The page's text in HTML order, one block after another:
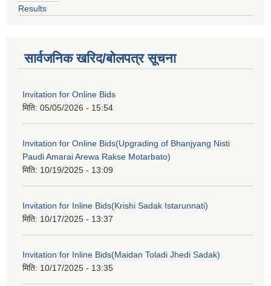
Results
सार्वजनिक खरिद/बोलपत्र सूचना
Invitation for Online Bids
मिति: 05/05/2026 - 15:54
Invitation for Online Bids(Upgrading of Bhanjyang Nisti
Paudi Amarai Arewa Rakse Motarbato)
मिति: 10/19/2025 - 13:09
Invitation for Inline Bids(Krishi Sadak Istarunnati)
मिति: 10/17/2025 - 13:37
Invitation for Inline Bids(Maidan Toladi Jhedi Sadak)
मिति: 10/17/2025 - 13:35